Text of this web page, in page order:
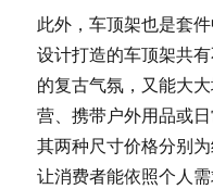
此外，车顶架也是套
设计打造的车顶架共
的复古气氛，又能大
营、携带户外用品或
其两种尺寸价格分别
让消费者能依照个人需